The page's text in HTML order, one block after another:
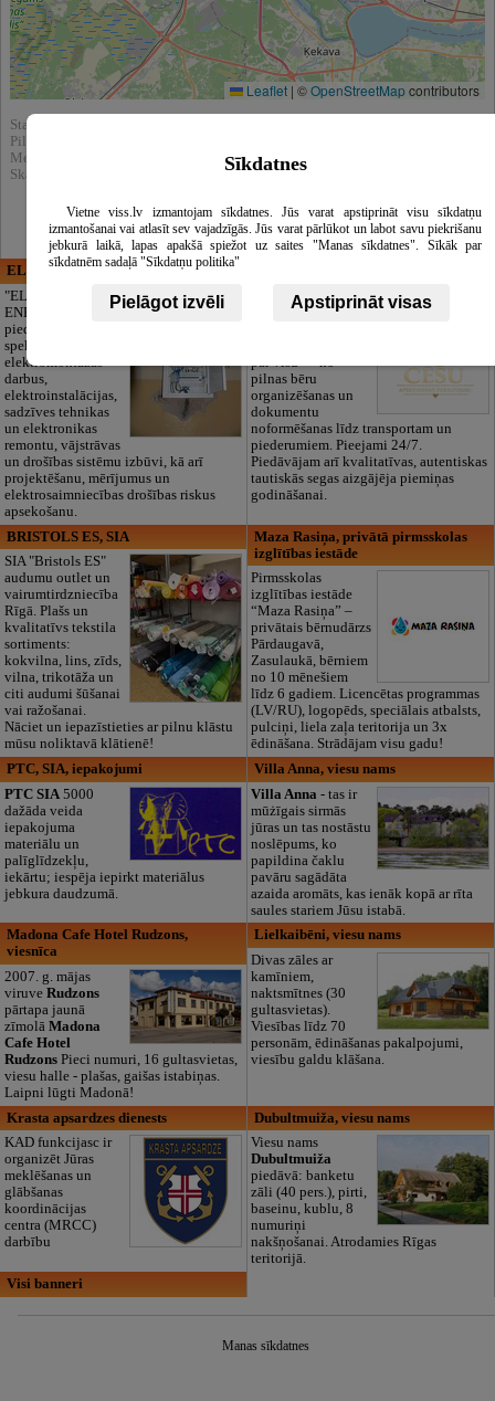
Leaflet | ©OpenStreetMapcontributors
Statistika:
Pilnībā apskatīts : 1204
Meklēšnas rezultātos parādīts : 6849
Skatīt arī katalogā :
ELECTRIC ENERGY
"ELECTRIC
ENERGY Kandava"
piedāvā pilna
spektra
elektromontāžas
darbus,
elektroinstalācijas,
sadzīves tehnikas
un elektronikas
remontu, vājstrāvas
un drošības sistēmu izbūvi, kā arī
projektēšanu, mērījumus un
elektrosaimniecības drošības riskus
apsekošanu.
Cieņpilnas atvadas
par visu — no
pilnas bēru
organizēšanas un
dokumentu
noformēšanas līdz transportam un
piederumiem. Pieejami 24/7.
Piedāvājam arī kvalitatīvas, autentiskas
tautiskās segas aizgājēja piemiņas
godināšanai.
BRISTOLS ES, SIA
SIA "Bristols ES"
audumu outlet un
vairumtirdzniecība
Rīgā. Plašs un
kvalitatīvs tekstila
sortiments:
kokvilna, lins, zīds,
vilna, trikotāža un
citi audumi šūšanai
vai ražošanai.
Nāciet un iepazīstieties ar pilnu klāstu
mūsu noliktavā klātienē!
Maza Rasiņa, privātā pirmsskolas
izglītības iestāde
Pirmsskolas
izglītības iestāde
“Maza Rasiņa” –
privātais bērnudārzs
Pārdaugavā,
Zasulaukā, bērniem
no 10 mēnešiem
līdz 6 gadiem. Licencētas programmas
(LV/RU), logopēds, speciālais atbalsts,
pulciņi, liela zaļa teritorija un 3x
ēdināšana. Strādājam visu gadu!
PTC, SIA, iepakojumi
PTC SIA5000
dažāda veida
iepakojuma
materiālu un
palīglīdzekļu,
iekārtu; iespēja iepirkt materiālus
jebkura daudzumā.
Villa Anna, viesu nams
Villa Anna - tas ir
mūżīgais sirmās
jūras un tas nostāstu
noslēpums, ko
papildina čaklu
pavāru sagādāta
azaida aromāts, kas ienāk kopā ar rīta
saules stariem Jūsu istabā.
Madona Cafe Hotel Rudzons,
viesnīca
2007. g. mājas
viruve Rudzons
pārtapa jaunā
zīmolā Madona
Cafe Hotel
RudzonsPieci numuri, 16 gultasvietas,
viesu halle - plašas, gaišas istabiņas.
Laipni lūgti Madonā!
Lielkaibēni, viesu nams
Divas zāles ar
kamīniem,
naktsmītnes (30
gultasvietas).
Viesības līdz 70
personām, ēdināšanas pakalpojumi,
viesību galdu klāšana.
Krasta apsardzes dienests
KAD funkcijasc ir
organizēt Jūras
meklēšanas un
glābšanas
koordinācijas
centra (MRCC)
darbību
Dubultmuiža, viesu nams
Viesu nams
Dubultmuiža
piedāvā: banketu
zāli (40 pers.), pirti,
baseinu, kublu, 8
numuriņi
nakšņošanai. Atrodamies Rīgas
teritorijā.
Visi banneri
Sīkdatnes
Vietne viss.lv izmantojam sīkdatnes. Jūs varat apstiprināt visu sīkdatņu
izmantošanai vai atlasīt sev vajadzīgās. Jūs varat pārlūkot un labot savu piekrišanu
jebkurā laikā, lapas apakšā spiežot uz saites "Manas sīkdatnes". Sīkāk par
sīkdatnēm sadaļā "Sīkdatņu politika"
Pielāgot izvēli Apstiprināt visas
Manas sīkdatnes